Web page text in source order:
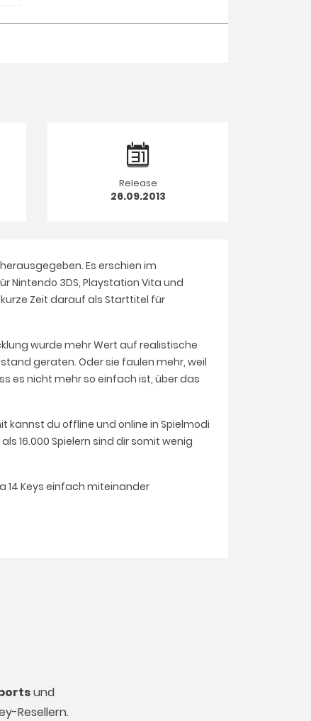
Release
26.09.2013
Es erschien im
Nintendo 3DS, Playstation Vita und
Zeit darauf als Starttitel für
wurde mehr Wert auf realistische
geraten. Oder sie faulen mehr, weil
es nicht mehr so einfach ist, über das
kannst du offline und online in Spielmodi
16.000 Spielern sind dir somit wenig
14 Keys einfach miteinander
und
Resellern.